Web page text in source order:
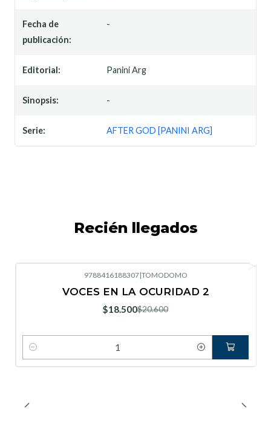
Fecha de
publicación:
-
Editorial: Panini Arg
Sinopsis: -
Serie: AFTER GOD [PANINI ARG]
Recién llegados
9788416188307|TOMODOMO
VOCES EN LA OCURIDAD 2
$18.500$20.600
Cantidad